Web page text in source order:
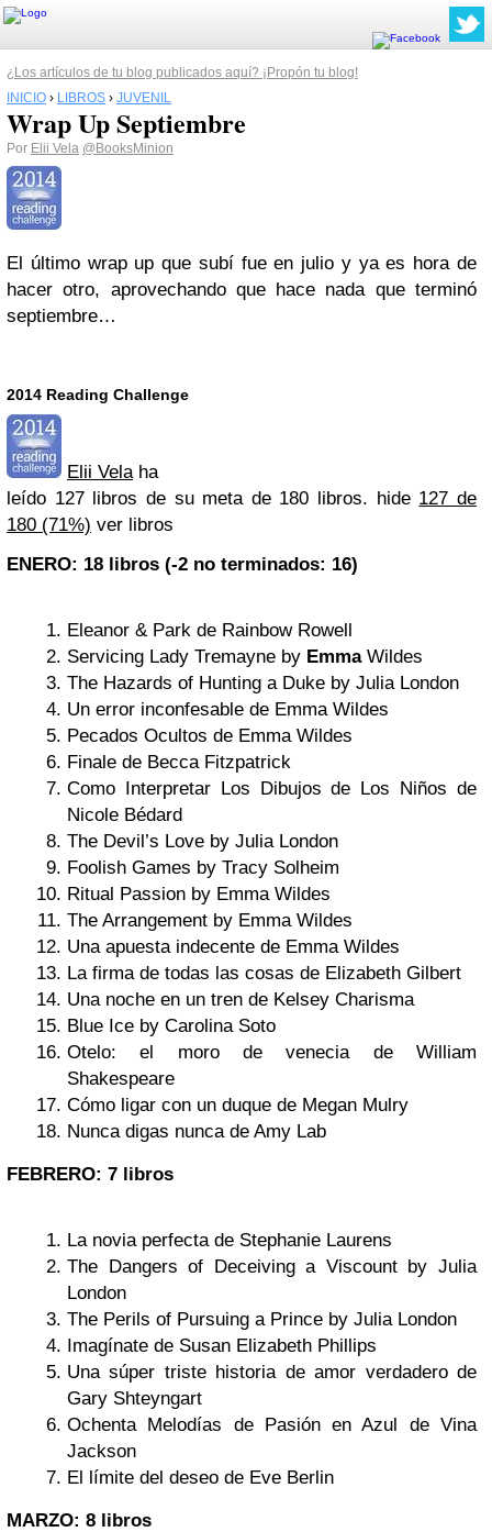
¿Los artículos de tu blog publicados aquí? ¡Propón tu blog!
INICIO › LIBROS › JUVENIL
Wrap Up Septiembre
Por Elii Vela @BooksMinion
El último wrap up que subí fue en julio y ya es hora de
hacer otro, aprovechando que hace nada que terminó
septiembre…
2014 Reading Challenge
Elii Velaha
leído 127 libros de su meta de 180 libros. hide 127 de
180 (71%) ver libros
ENERO: 18 libros (-2 no terminados: 16)
Eleanor & Park de Rainbow Rowell
Servicing Lady Tremayne by EmmaWildes
The Hazards of Hunting a Duke by Julia London
Un error inconfesable de Emma Wildes
Pecados Ocultos de Emma Wildes
Finale de Becca Fitzpatrick
Como Interpretar Los Dibujos de Los Niños de
Nicole Bédard
The Devil’s Love by Julia London
Foolish Games by Tracy Solheim
Ritual Passion by Emma Wildes
The Arrangement by Emma Wildes
Una apuesta indecente de Emma Wildes
La firma de todas las cosas de Elizabeth Gilbert
Una noche en un tren de Kelsey Charisma
Blue Ice by Carolina Soto
Otelo: el moro de venecia de William
Shakespeare
Cómo ligar con un duque de Megan Mulry
Nunca digas nunca de Amy Lab
FEBRERO: 7 libros
La novia perfecta de Stephanie Laurens
The Dangers of Deceiving a Viscount by Julia
London
The Perils of Pursuing a Prince by Julia London
Imagínate de Susan Elizabeth Phillips
Una súper triste historia de amor verdadero de
Gary Shteyngart
Ochenta Melodías de Pasión en Azul de Vina
Jackson
El límite del deseo de Eve Berlin
MARZO: 8 libros